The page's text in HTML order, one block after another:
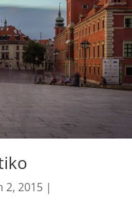
2, 2015 |